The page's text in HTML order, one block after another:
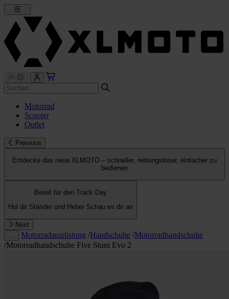
Motorrad
Scooter
Outlet
Previous
Entdecke das neue XLMOTO – schneller, reibungsloser, einfacher zu
bedienen
Bereit für den Track Day
Hol dir Ständer und Heber Schau es dir an
Next
Motorradausrüstung /Handschuhe /Motorradhandschuhe
/Motorradhandschuhe Five Stunt Evo 2